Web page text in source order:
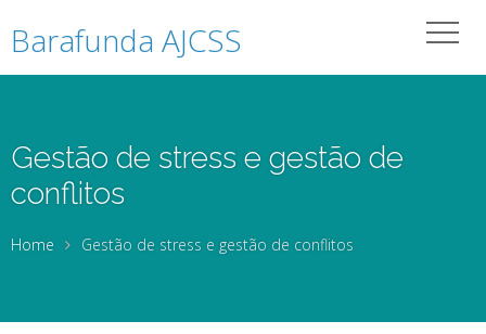
Barafunda AJCSS
Gestão de stress e gestão de
conflitos
Home Gestão de stress e gestão de conflitos